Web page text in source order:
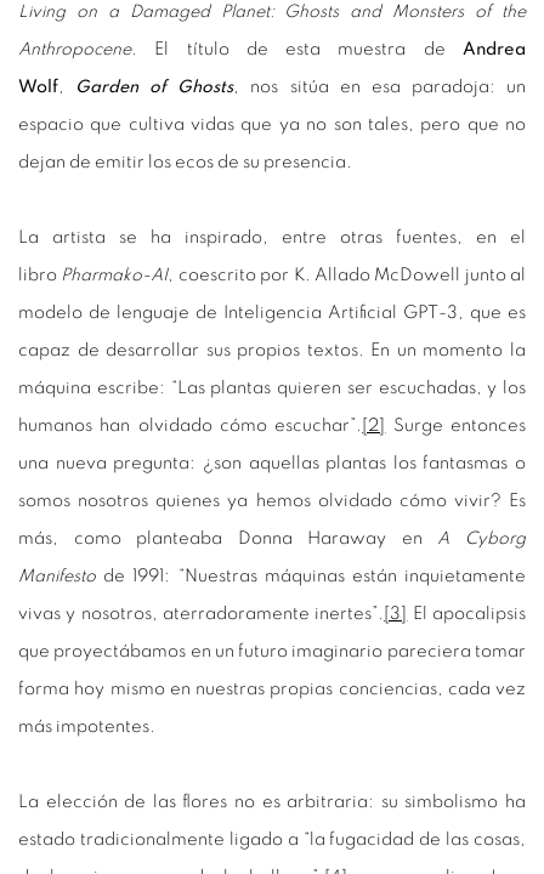
Living on a Damaged Planet: Ghosts and Monsters of the
Anthropocene. El título de esta muestra de Andrea
Wolf Garden of Ghosts, nos sitúa en esa paradoja: un
espacio que cultiva vidas que ya no son tales, pero que no
dejan de emitir los ecos de su presencia.
La artista se ha inspirado, entre otras fuentes, en el
libro Pharmako-AI, coescrito por K. Allado McDowell junto al
modelo de lenguaje de Inteligencia Artificial GPT-3, que es
capaz de desarrollar sus propios textos. En un momento la
máquina escribe: “Las plantas quieren ser escuchadas, y los
humanos han olvidado cómo escuchar”. [2] Surge entonces
una nueva pregunta: ¿son aquellas plantas los fantasmas o
somos nosotros quienes ya hemos olvidado cómo vivir? Es
más, como planteaba Donna Haraway en A Cyborg
Manifesto de 1991: “Nuestras máquinas están inquietamente
vivas y nosotros, aterradoramente inertes”. [3] El apocalipsis
que proyectábamos en un futuro imaginario pareciera tomar
forma hoy mismo en nuestras propias conciencias, cada vez
más impotentes.
La elección de las flores no es arbitraria: su simbolismo ha
estado tradicionalmente ligado a “la fugacidad de las cosas,